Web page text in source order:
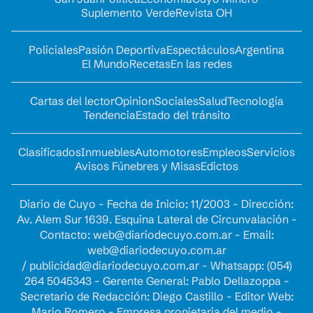
Suplemento VerdeRevista OH
PolicialesPasión DeportivaEspectáculosArgentina
El MundoRecetasEn las redes
Cartas del lectorOpinionSocialesSaludTecnología
TendenciaEstado del tránsito
ClasificadosInmueblesAutomotoresEmpleosServicios
Avisos Fúnebres y MisasEdictos
Diario de Cuyo - Fecha de Inicio: 11/2003 - Dirección:
Av. Alem Sur 1639. Esquina Lateral de Circunvalación -
Contacto: web@diariodecuyo.com.ar- Email:
web@diariodecuyo.com.ar
/ publicidad@diariodecuyo.com.ar- Whatsapp: (054)
264 5045343 - Gerente General: Pablo Dellazoppa -
Secretario de Redacción: Diego Castillo - Editor Web: